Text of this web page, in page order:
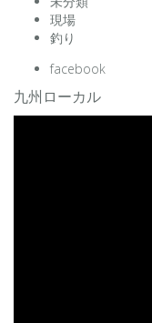
現場
釣り
facebook
九州ローカル